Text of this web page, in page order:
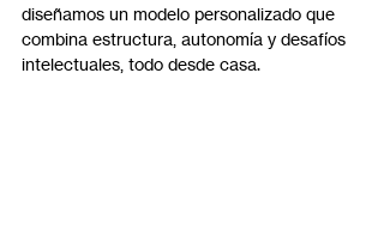
diseñamos un modelo personalizado que
combina estructura, autonomía y desafíos
intelectuales, todo desde casa.